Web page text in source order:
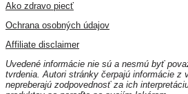
Ako zdravo piecť
Ochrana osobných údajov
Affiliate disclaimer
Uvedené informácie nie sú a nesmú byť
tvrdenia. Autori stránky čerpajú informácie z
nepreberajú zodpovednosť za ich